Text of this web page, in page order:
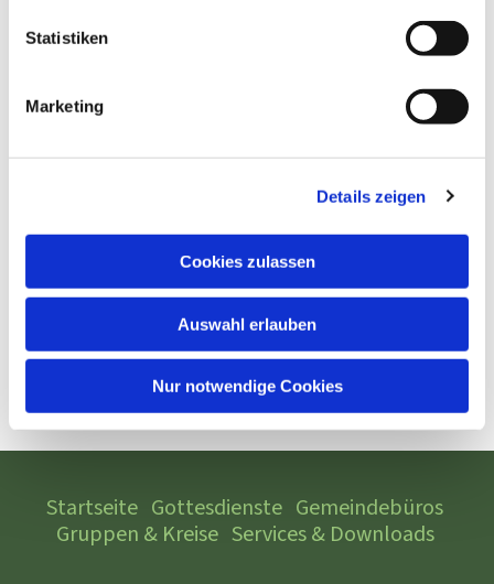
Statistiken
Marketing
Details zeigen
Cookies zulassen
Auswahl erlauben
Nur notwendige Cookies
Startseite Gottesdienste Gemeindebüros
Gruppen & Kreise Services & Downloads